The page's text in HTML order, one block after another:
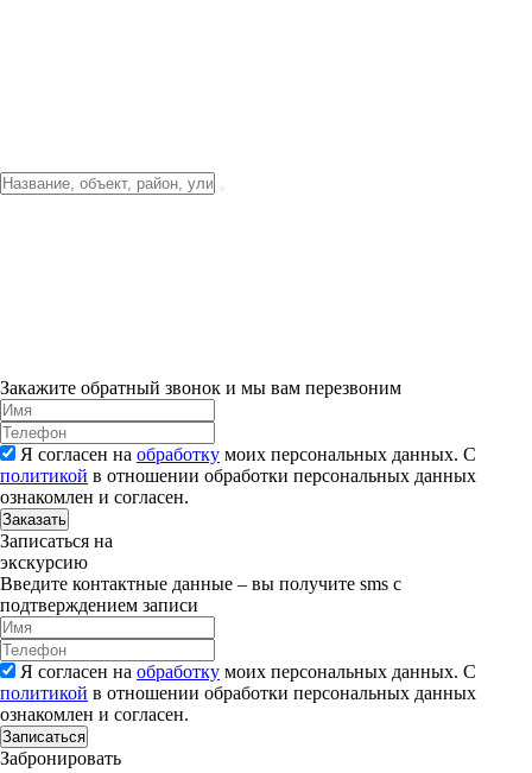
Закажите обратный звонок и мы вам перезвоним
Я согласен на обработку моих персональных данных. С
политикой в отношении обработки персональных данных
ознакомлен и согласен.
Заказать
Записаться на
экскурсию
Введите контактные данные – вы получите sms с
подтверждением записи
Я согласен на обработку моих персональных данных. С
политикой в отношении обработки персональных данных
ознакомлен и согласен.
Записаться
Забронировать